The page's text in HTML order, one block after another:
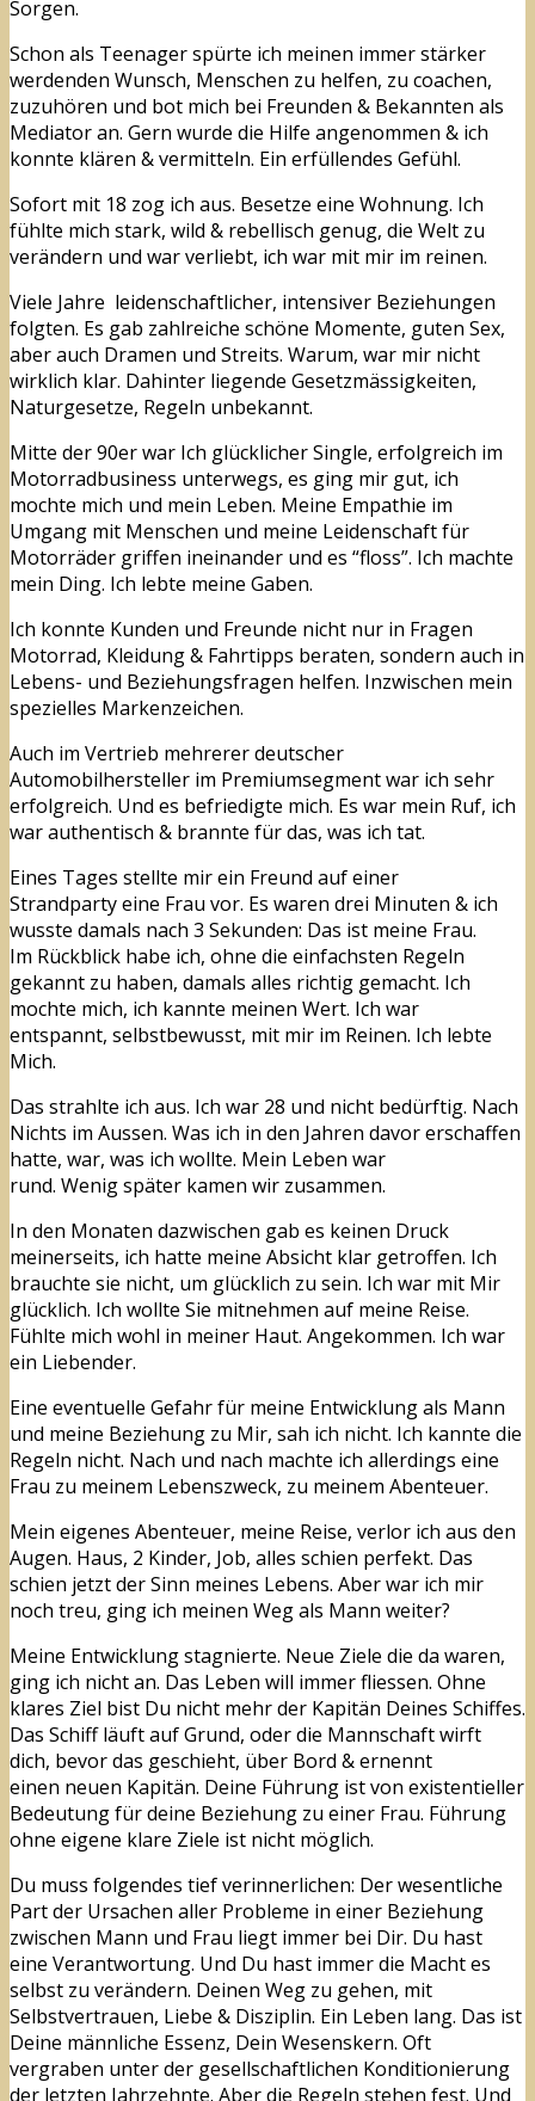
Sorgen.
Schon als Teenager spürte ich meinen immer stärker
werdenden Wunsch, Menschen zu helfen, zu coachen,
zuzuhören und bot mich bei Freunden & Bekannten als
Mediator an. Gern wurde die Hilfe angenommen & ich
konnte klären & vermitteln. Ein erfüllendes Gefühl.
Sofort mit 18 zog ich aus. Besetze eine Wohnung. Ich
fühlte mich stark, wild & rebellisch genug, die Welt zu
verändern und war verliebt, ich war mit mir im reinen.
Viele Jahre leidenschaftlicher, intensiver Beziehungen
folgten. Es gab zahlreiche schöne Momente, guten Sex,
aber auch Dramen und Streits. Warum, war mir nicht
wirklich klar. Dahinter liegende Gesetzmässigkeiten,
Naturgesetze, Regeln unbekannt.
Mitte der 90er war Ich glücklicher Single, erfolgreich im
Motorradbusiness unterwegs, es ging mir gut, ich
mochte mich und mein Leben. Meine Empathie im
Umgang mit Menschen und meine Leidenschaft für
Motorräder griffen ineinander und es “floss”. Ich machte
mein Ding. Ich lebte meine Gaben.
Ich konnte Kunden und Freunde nicht nur in Fragen
Motorrad, Kleidung & Fahrtipps beraten, sondern auch in
Lebens- und Beziehungsfragen helfen. Inzwischen mein
spezielles Markenzeichen.
Auch im Vertrieb mehrerer deutscher
Automobilhersteller im Premiumsegment war ich sehr
erfolgreich. Und es befriedigte mich. Es war mein Ruf, ich
war authentisch & brannte für das, was ich tat.
Eines Tages stellte mir ein Freund auf einer
Strandparty eine Frau vor. Es waren drei Minuten & ich
wusste damals nach 3 Sekunden: Das ist meine Frau.
Im Rückblick habe ich, ohne die einfachsten Regeln
gekannt zu haben, damals alles richtig gemacht. Ich
mochte mich, ich kannte meinen Wert. Ich war
entspannt, selbstbewusst, mit mir im Reinen. Ich lebte
Mich.
Das strahlte ich aus. Ich war 28 und nicht bedürftig. Nach
Nichts im Aussen. Was ich in den Jahren davor erschaffen
hatte, war, was ich wollte. Mein Leben war
rund. Wenig später kamen wir zusammen.
In den Monaten dazwischen gab es keinen Druck
meinerseits, ich hatte meine Absicht klar getroffen. Ich
brauchte sie nicht, um glücklich zu sein. Ich war mit Mir
glücklich. Ich wollte Sie mitnehmen auf meine Reise.
Fühlte mich wohl in meiner Haut. Angekommen. Ich war
ein Liebender.
Eine eventuelle Gefahr für meine Entwicklung als Mann
und meine Beziehung zu Mir, sah ich nicht. Ich kannte die
Regeln nicht. Nach und nach machte ich allerdings eine
Frau zu meinem Lebenszweck, zu meinem Abenteuer.
Mein eigenes Abenteuer, meine Reise, verlor ich aus den
Augen. Haus, 2 Kinder, Job, alles schien perfekt. Das
schien jetzt der Sinn meines Lebens. Aber war ich mir
noch treu, ging ich meinen Weg als Mann weiter?
Meine Entwicklung stagnierte. Neue Ziele die da waren,
ging ich nicht an. Das Leben will immer fliessen. Ohne
klares Ziel bist Du nicht mehr der Kapitän Deines Schiffes.
Das Schiff läuft auf Grund, oder die Mannschaft wirft
dich, bevor das geschieht, über Bord & ernennt
einen neuen Kapitän. Deine Führung ist von existentieller
Bedeutung für deine Beziehung zu einer Frau. Führung
ohne eigene klare Ziele ist nicht möglich.
Du muss folgendes tief verinnerlichen: Der wesentliche
Part der Ursachen aller Probleme in einer Beziehung
zwischen Mann und Frau liegt immer bei Dir. Du hast
eine Verantwortung. Und Du hast immer die Macht es
selbst zu verändern. Deinen Weg zu gehen, mit
Selbstvertrauen, Liebe & Disziplin. Ein Leben lang. Das ist
Deine männliche Essenz, Dein Wesenskern. Oft
vergraben unter der gesellschaftlichen Konditionierung
der letzten Jahrzehnte. Aber die Regeln stehen fest. Und